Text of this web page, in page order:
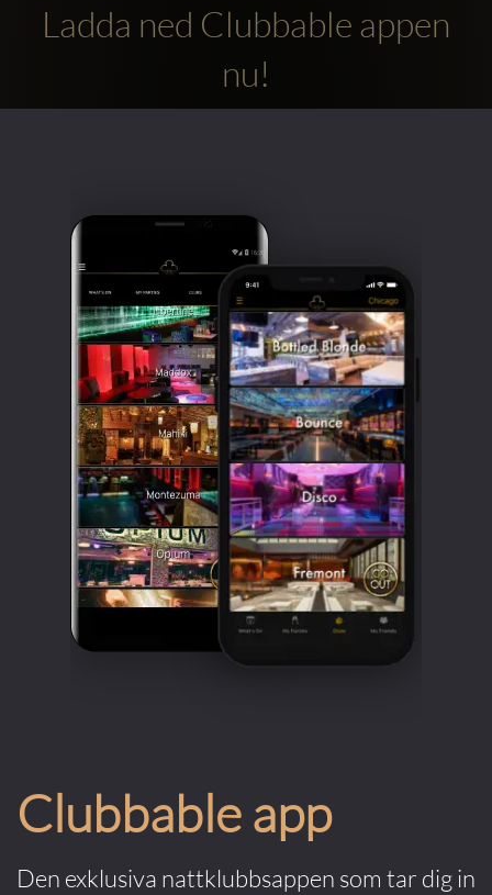
Ladda ned Clubbable appen
nu!
Clubbable app
Den exklusiva nattklubbsappen som tar dig in